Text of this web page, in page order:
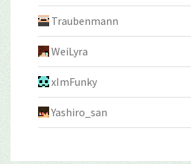
Traubenmann
WeiLyra
xImFunky
Yashiro_san